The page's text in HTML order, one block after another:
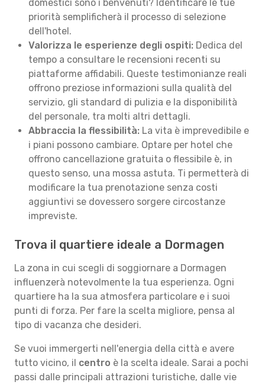
domestici sono i benvenuti? Identificare le tue
priorità semplificherà il processo di selezione
dell'hotel.
Valorizza le esperienze degli ospiti: Dedica del
tempo a consultare le recensioni recenti su
piattaforme affidabili. Queste testimonianze reali
offrono preziose informazioni sulla qualità del
servizio, gli standard di pulizia e la disponibilità
del personale, tra molti altri dettagli.
Abbraccia la flessibilità: La vita è imprevedibile e
i piani possono cambiare. Optare per hotel che
offrono cancellazione gratuita o flessibile è, in
questo senso, una mossa astuta. Ti permetterà di
modificare la tua prenotazione senza costi
aggiuntivi se dovessero sorgere circostanze
impreviste.
Trova il quartiere ideale a Dormagen
La zona in cui scegli di soggiornare a Dormagen
influenzerà notevolmente la tua esperienza. Ogni
quartiere ha la sua atmosfera particolare e i suoi
punti di forza. Per fare la scelta migliore, pensa al
tipo di vacanza che desideri.
Se vuoi immergerti nell'energia della città e avere
tutto vicino, il centro è la scelta ideale. Sarai a pochi
passi dalle principali attrazioni turistiche, dalle vie